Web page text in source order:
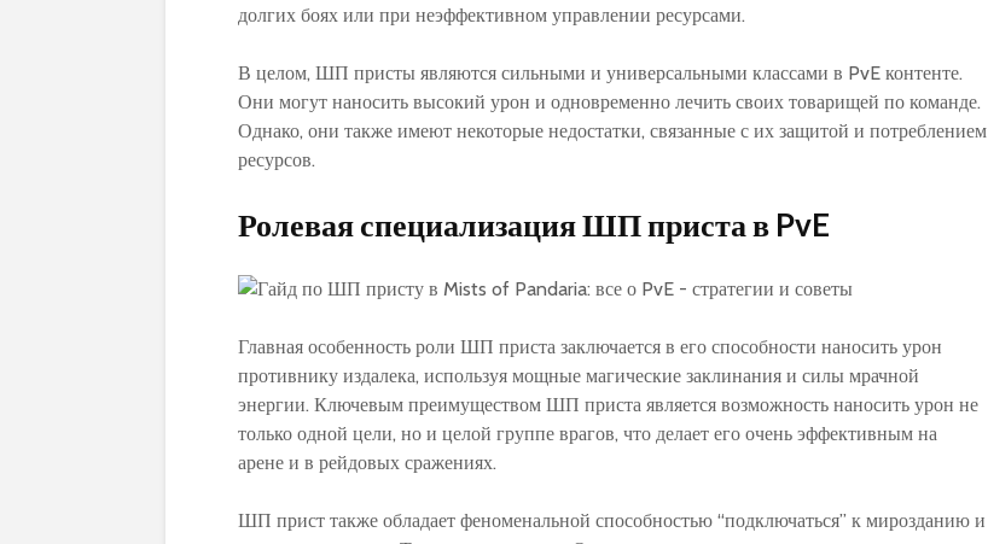
долгих боях или при неэффективном управлении ресурсами.
В целом, ШП присты являются сильными и универсальными классами в PvE контенте.
Они могут наносить высокий урон и одновременно лечить своих товарищей по команде.
Однако, они также имеют некоторые недостатки, связанные с их защитой и потреблением
ресурсов.
Ролевая специализация ШП приста в PvE
Главная особенность роли ШП приста заключается в его способности наносить урон
противнику издалека, используя мощные магические заклинания и силы мрачной
энергии. Ключевым преимуществом ШП приста является возможность наносить урон не
только одной цели, но и целой группе врагов, что делает его очень эффективным на
арене и в рейдовых сражениях.
ШП прист также обладает феноменальной способностью “подключаться” к мирозданию и